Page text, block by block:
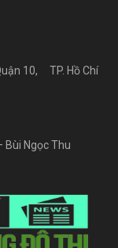
10, TP. Hồ Chí
Bùi Ngọc Thu